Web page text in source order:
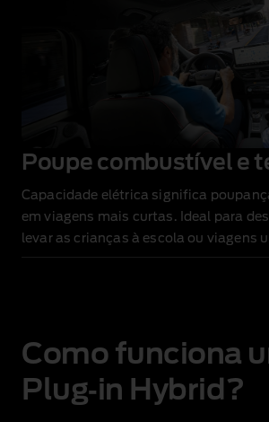
Poupe combustível e
Capacidade elétrica significa
em viagens mais curtas. Ideal para
levar as crianças à escola ou viagens
Como funciona
Plug‑in Hybrid?